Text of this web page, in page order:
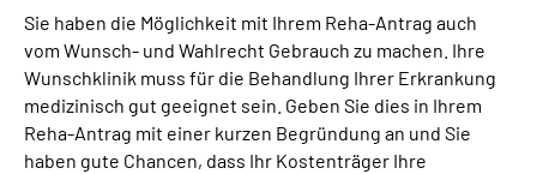
Erweiterte Suche
Gebärdensprache
Sie haben die Möglichkeit mit Ihrem Reha-Antrag auch
vom Wunsch- und Wahlrecht Gebrauch zu machen. Ihre
Wunschklinik muss für die Behandlung Ihrer Erkrankung
medizinisch gut geeignet sein. Geben Sie dies in Ihrem
Reha-Antrag mit einer kurzen Begründung an und Sie
haben gute Chancen, dass Ihr Kostenträger Ihre